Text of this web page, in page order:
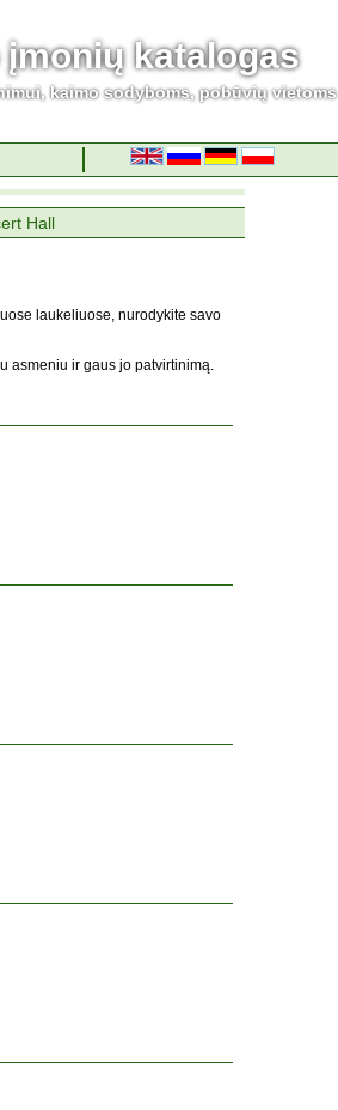
katalogas
kaimo sodyboms, pobūvių vietoms
Hall
laukeliuose, nurodykite savo
asmeniu ir gaus jo patvirtinimą.